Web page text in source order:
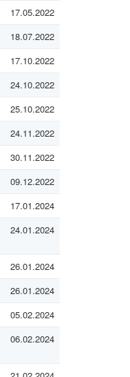
17.05.2022
18.07.2022
17.10.2022
24.10.2022
25.10.2022
24.11.2022
30.11.2022
09.12.2022
17.01.2024
24.01.2024
26.01.2024
26.01.2024
05.02.2024
06.02.2024